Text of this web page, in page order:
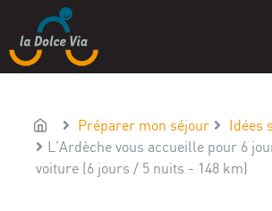
Préparer mon séjour
Idées
L’Ardèche vous accueille pour 6
voiture (6 jours / 5 nuits - 148 km)